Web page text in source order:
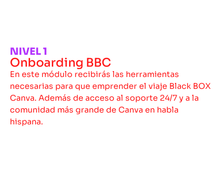
NIVEL 1
Onboarding BBC
En este módulo recibirás las herramientas
necesarias para que emprender el viaje Black BOX
Canva. Además de acceso al soporte 24/7 y a la
comunidad más grande de Canva en habla
hispana.